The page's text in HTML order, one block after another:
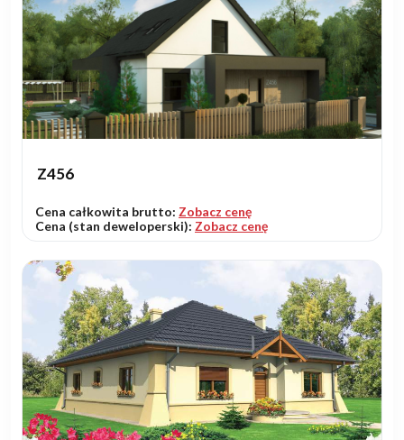
Z456
Cena całkowita brutto: Zobacz cenę
Cena (stan deweloperski): Zobacz cenę